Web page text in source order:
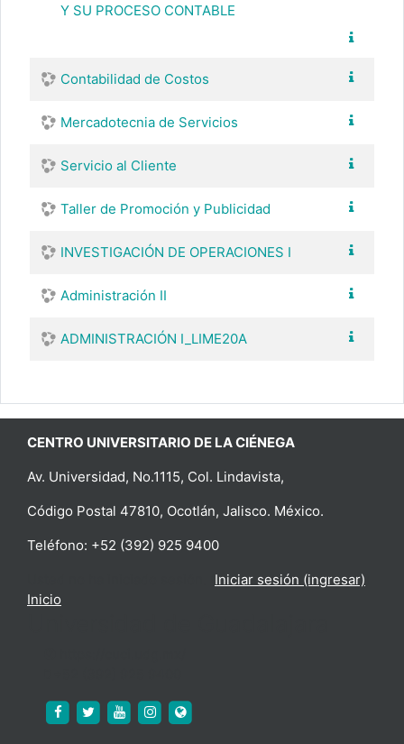
Y SU PROCESO CONTABLE
Contabilidad de Costos
Mercadotecnia de Servicios
Servicio al Cliente
Taller de Promoción y Publicidad
INVESTIGACIÓN DE OPERACIONES I
Administración II
ADMINISTRACIÓN I_LIME20A
CENTRO UNIVERSITARIO DE LA CIÉNEGA
Av. Universidad, No.1115, Col. Lindavista,
Código Postal 47810, Ocotlán, Jalisco. México.
Teléfono: +52 (392) 925 9400
Iniciar sesión (ingresar)
Inicio
https://www.facebook.com/cucienega.oficial
https://twitter.com/cuci_oficial
https://www.youtube.com/c/
http://www.instagram.com/cuci_udeg